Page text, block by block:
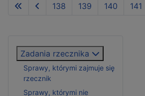
138 139 140 141
Zadania rzecznika
Sprawy, którymi zajmuje się
rzecznik
Sprawy, którymi nie